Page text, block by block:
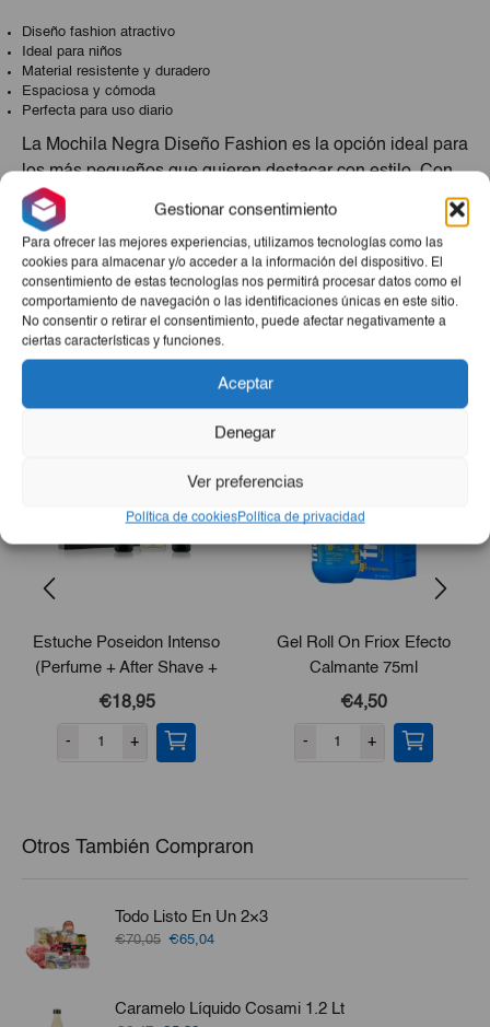
Gestionar consentimiento
Para ofrecer las mejores experiencias, utilizamos tecnologías como las
cookies para almacenar y/o acceder a la información del dispositivo. El
consentimiento de estas tecnologías nos permitirá procesar datos como el
comportamiento de navegación o las identificaciones únicas en este sitio.
No consentir o retirar el consentimiento, puede afectar negativamente a
ciertas características y funciones.
Aceptar
Denegar
Ver preferencias
Política de cookiesPolítica de privacidad
Diseño fashion atractivo
Ideal para niños
Material resistente y duradero
Espaciosa y cómoda
Perfecta para uso diario
La Mochila Negra Diseño Fashion es la opción ideal para
los más pequeños que quieren destacar con estilo. Con
un diseño atractivo y un material resistente, esta mochila
ofrece la combinación perfecta entre moda y
funcionalidad. Con un amplio espacio interior y
comodidad en cada uso, es perfecta para acompañar a
los niños en sus actividades diarias. Atrévete a marcar la
diferencia con este accesorio imprescindible.
Productos Relacionados
Estuche Poseidon Intenso
(Perfume + After Shave +
Gel De Ducha)
€18,95
- +
Gel Roll On Friox Efecto
Calmante 75ml
€4,50
- +
Otros También Compraron
Todo Listo En Un 2×3
€70,05 El
€70,05.
€65,04El
€65,04.
Caramelo Líquido Cosami 1.2 Lt